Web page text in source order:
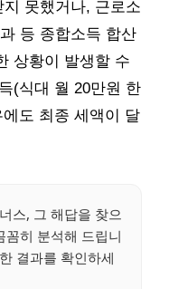
못했거나, 근로소
등 종합소득 합산
상황이 발생할 수
(식대 월 20만원 한
도 최종 세액이 달
스, 그 해답을 찾으
히 분석해 드립니
결과를 확인하세